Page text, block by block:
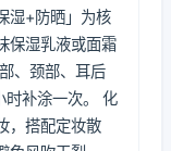
湿+防晒」为核
保湿乳液或面霜
、颈部、耳后
补涂一次。 化
，搭配定妆散